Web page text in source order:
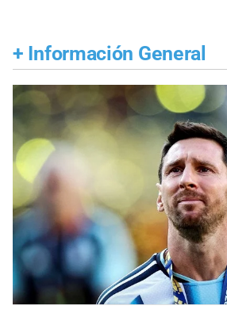
+ Información General